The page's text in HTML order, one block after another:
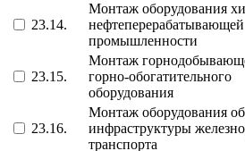
23.14.
Монтаж оборудования
нефтеперерабатывающей
промышленности
23.15.
Монтаж
горно-обогатительного
оборудования
23.16.
Монтаж оборудования
инфраструктуры
транспорта